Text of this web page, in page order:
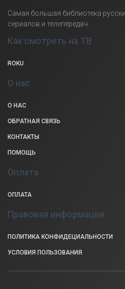
Самая большая библиотека
сериалов и телепередач.
Как смотреть на ТВ
ROKU
О нас
О НАС
ОБРАТНАЯ СВЯЗЬ
КОНТАКТЫ
ПОМОЩЬ
Оплата
ОПЛАТА
Правовая информация
ПОЛИТИКА КОНФИДЕЦИАЛЬНОСТИ
УСЛОВИЯ ПОЛЬЗОВАНИЯ